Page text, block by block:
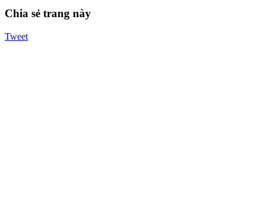
Chia sẻ trang này
Tweet